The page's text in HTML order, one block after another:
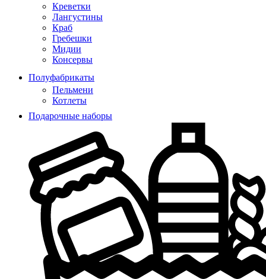
Креветки
Лангустины
Краб
Гребешки
Мидии
Консервы
Полуфабрикаты
Пельмени
Котлеты
Подарочные наборы